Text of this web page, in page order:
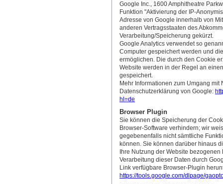
Google Inc., 1600 Amphitheatre
Funktion "Aktivierung der IP-
Adresse von Google innerhalb von
anderen Vertragsstaaten des
Verarbeitung/Speicherung gekürzt.
Google Analytics verwendet so
Computer gespeichert werden und
ermöglichen. Die durch den Cookie
Website werden in der Regel an
gespeichert.
Mehr Informationen zum Umgang
Datenschutzerklärung von Google:
hl=de
Browser Plugin
Sie können die Speicherung der
Browser-Software verhindern; wir
gegebenenfalls nicht sämtliche
können. Sie können darüber hinaus
Ihre Nutzung der Website
Verarbeitung dieser Daten durch
Link verfügbare Browser-Plugin
https://tools.google.com/dlpage/